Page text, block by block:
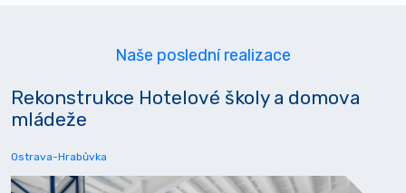
Naše poslední realizace
Rekonstrukce Hotelové školy a domova
mládeže
Ostrava-Hrabůvka